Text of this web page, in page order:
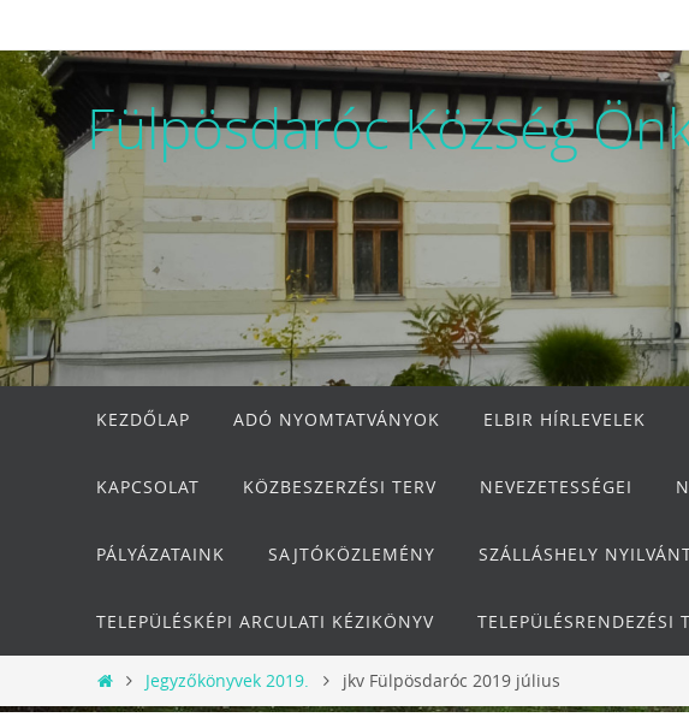
Fülpösdaróc Község
KEZDŐLAP
ADÓ NYOMTATVÁNYOK ELBIR HÍRLEVELEK
KAPCSOLAT KÖZBESZERZÉSI TERV NEVEZETESSÉGEI
PÁLYÁZATAINK SAJTÓKÖZLEMÉNY SZÁLLÁSHELY
TELEPÜLÉSKÉPI ARCULATI KÉZIKÖNYV TELEPÜLÉSRENDEZÉSI
Otthon
Jegyzőkönyvek 2019. jkv Fülpösdaróc 2019 július